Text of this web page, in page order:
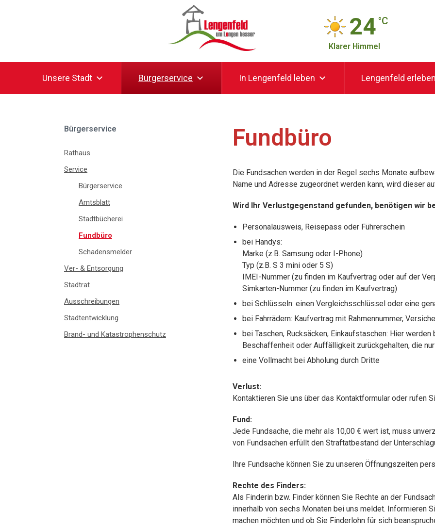
24 °C
Klarer Himmel
Unsere Stadt Bürgerservice In Lengenfeld leben Lengenfeld
Bürgerservice
Rathaus
Service
Bürgerservice
Amtsblatt
Stadtbücherei
Fundbüro
Schadensmelder
Ver- & Entsorgung
Stadtrat
Ausschreibungen
Stadtentwicklung
Brand- und Katastrophenschutz
Fundbüro
Die Fundsachen werden in der Regel sechs Monate
Name und Adresse zugeordnet werden kann, wird dieser
Wird Ihr Verlustgegenstand gefunden, benötigen wir
Personalausweis, Reisepass oder Führerschein
bei Handys:
Marke (z.B. Samsung oder I-Phone)
Typ (z.B. S 3 mini oder 5 S)
IMEI-Nummer (zu finden im Kaufvertrag oder auf der
Simkarten-Nummer (zu finden im Kaufvertrag)
bei Schlüsseln: einen Vergleichsschlüssel oder eine
bei Fahrrädern: Kaufvertrag mit Rahmennummer,
bei Taschen, Rucksäcken, Einkaufstaschen: Hier
Beschaffenheit oder Auffälligkeit zurückgehalten, die
eine Vollmacht bei Abholung durch Dritte
Verlust:
Kontaktieren Sie uns über das Kontaktformular oder rufen
Fund:
Jede Fundsache, die mehr als 10,00 € wert ist, muss
von Fundsachen erfüllt den Straftatbestand der
Ihre Fundsache können Sie zu unseren Öffnungszeiten
Rechte des Finders:
Als Finderin bzw. Finder können Sie Rechte an der
innerhalb von sechs Monaten bei uns meldet. Informieren
machen möchten und ob Sie Finderlohn für sich